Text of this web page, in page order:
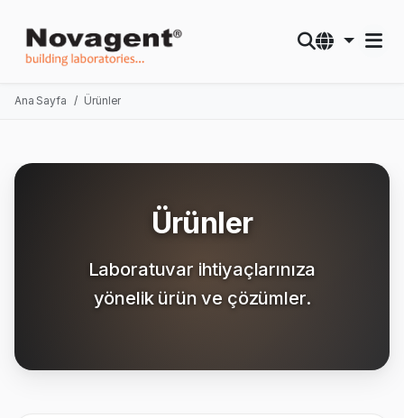
Ana Sayfa Ürünler
Ürünler
Laboratuvar ihtiyaçlarınıza
yönelik ürün ve çözümler.